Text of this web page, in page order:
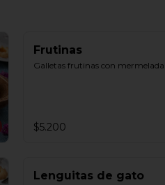
Frutinas
Galletas frutinas con mermelada
$5.200
Lenguitas de gato